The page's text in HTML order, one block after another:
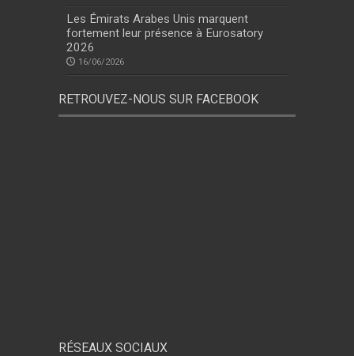
Les Émirats Arabes Unis marquent
fortement leur présence à Eurosatory
2026
16/06/2026
RETROUVEZ-NOUS SUR FACEBOOK
RÉSEAUX SOCIAUX